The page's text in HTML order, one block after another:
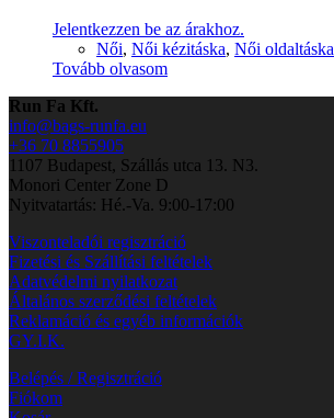
Jelentkezzen be az árakhoz.
Női, Női kézitáska, Női oldaltáska
Tovább olvasom
Run Fa Kft.
info@bags-runfa.eu
+36 70 8855905
1107 Budapest, Szállás utca 13. N3.
Monori Center Zone D
Nyitvatartás: Hé.-Va. 9:00-17:00
Viszonteladói regisztráció
Fizetési és Szállítási feltételek
Adatvédelmi nyilatkozat
Általános szerződési feltételek
Reklamáció és egyéb információk
GY.I.K.
Belépés / Regisztráció
Fiókom